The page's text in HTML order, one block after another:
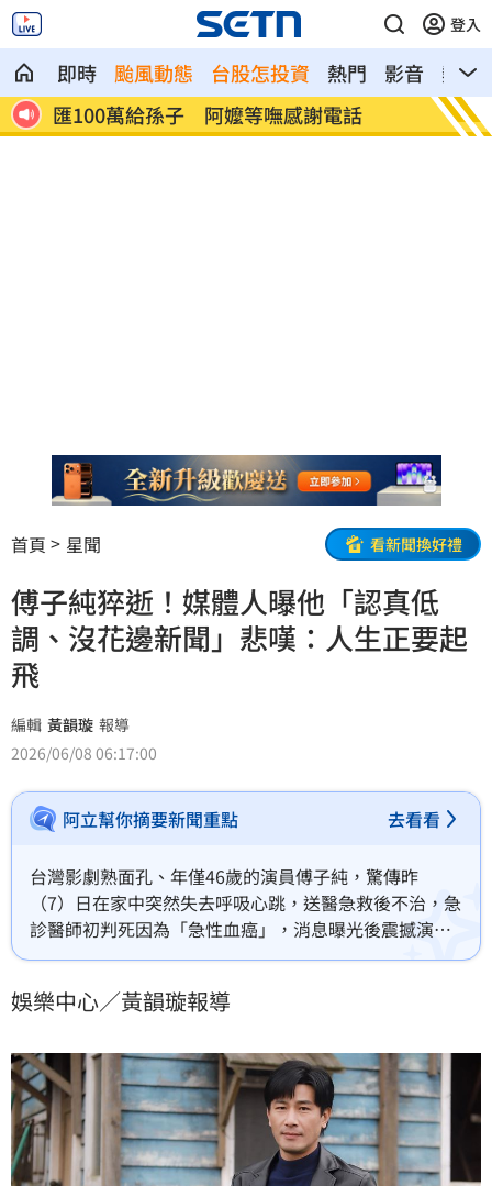
登入
即時 颱風動態 台股怎投資 熱門 影音
熱搜
覽 匯100萬給孫子 阿嬤等嘸感謝電話 張元
首頁 星聞 看新聞換好禮
傅子純猝逝！媒體人曝他「認真低
調、沒花邊新聞」悲嘆：人生正要起
飛
編輯 黃韻璇 報導
2026/06/08 06:17:00
阿立幫你摘要新聞重點 去看看
台灣影劇熟面孔、年僅46歲的演員傅子純，驚傳昨
（7）日在家中突然失去呼吸心跳，送醫急救後不治，急
診醫師初判死因為「急性血癌」，消息曝光後震撼演藝
圈。資深媒體人狄志為就透露，傅子純非常有禮貌，是
新聞，悲嘆「人生真的無常！」
娛樂中心／黃韻璇報導